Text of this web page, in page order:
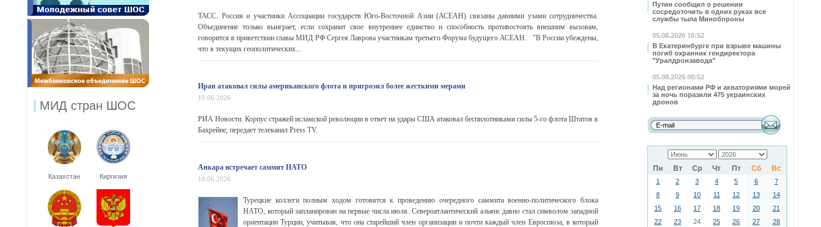
Путин сообщил о решении
сосредоточить в одних руках все
службы тыла Минобороны
05.08.2026 16:52
В Екатеринбурге при взрыве машины
погиб охранник гендиректора
"Уралдронзавода"
05.08.2026 08:52
Над регионами РФ и акваториями морей
за ночь поразили 475 украинских
дронов
Пн Вт Ср Чт Пт Сб Вс
1 2 3 4 5 6
7
8
9 10 11 12 13
14
15
16 17 18 19 20
21
22
23 24 25 26 27
28
МИД стран ШОС
Казахстан Киргизия
ТАСС. Россия и участники Ассоциации государств Юго-Восточной Азии (АСЕАН) связаны давними узами сотрудничества.
Объединение только выиграет, если сохранит свое внутреннее единство и способность противостоять внешним вызовам,
говорится в приветствии главы МИД РФ Сергея Лаврова участникам третьего Форума будущего АСЕАН. "В России убеждены,
что в текущих геополитических...
Иран атаковал силы американского флота и пригрозил более жесткими мерами
10.06.2026
РИА Новости. Корпус стражей исламской революции в ответ на удары США атаковал беспилотниками силы 5-го флота Штатов в
Бахрейне, передает телеканал Press TV.
Анкара встречает саммит НАТО
10.06.2026
Турецкие коллеги полным ходом готовятся к проведению очередного саммита военно-политического блока
НАТО, который запланирован на первые числа июля. Североатлантический альянс давно стал символом западной
ориентации Турции, учитывая, что она старейший член организации и почти каждый член Евросоюза, в который